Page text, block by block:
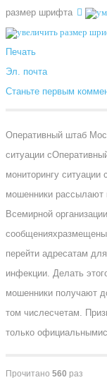
размер шрифта
Печать
Эл. почта
Станьте первым
Оперативный штаб
ситуации
мониторингу ситуации
мошенники рассылают
Всемирной
перейти адресатам
инфекции. Делать
мошенники получают
том числесчетам.
только
Прочитано 560 раз